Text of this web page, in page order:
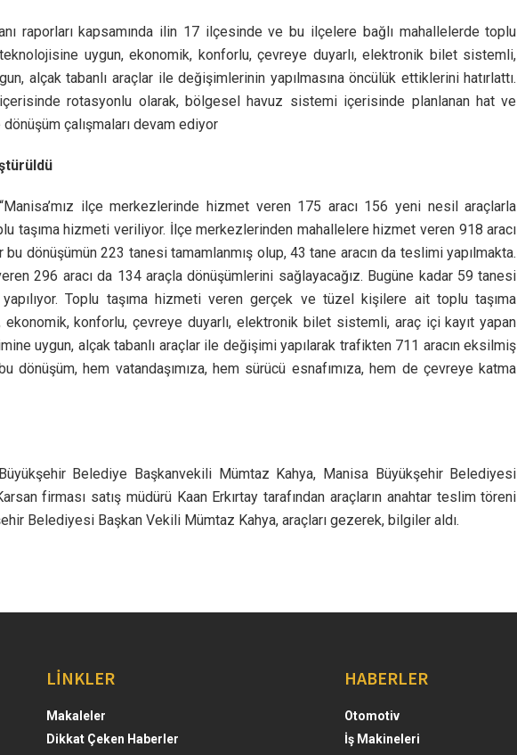
raporları kapsamında ilin 17 ilçesinde ve bu ilçelere bağlı mahallelerde toplu
uygun, ekonomik, konforlu, çevreye duyarlı, elektronik bilet sistemli,
alçak tabanlı araçlar ile değişimlerinin yapılmasına öncülük ettiklerini hatırlattı.
rotasyonlu olarak, bölgesel havuz sistemi içerisinde planlanan hat ve
çalışmaları devam ediyor
ilçe merkezlerinde hizmet veren 175 aracı 156 yeni nesil araçlarla
taşıma hizmeti veriliyor. İlçe merkezlerinden mahallelere hizmet veren 918 aracı
dönüşümün 223 tanesi tamamlanmış olup, 43 tane aracın da teslimi yapılmakta.
296 aracı da 134 araçla dönüşümlerini sağlayacağız. Bugüne kadar 59 tanesi
Toplu taşıma hizmeti veren gerçek ve tüzel kişilere ait toplu taşıma
ekonomik, konforlu, çevreye duyarlı, elektronik bilet sistemli, araç içi kayıt yapan
uygun, alçak tabanlı araçlar ile değişimi yapılarak trafikten 711 aracın eksilmiş
dönüşüm, hem vatandaşımıza, hem sürücü esnafımıza, hem de çevreye katma
Büyükşehir Belediye Başkanvekili Mümtaz Kahya, Manisa Büyükşehir Belediyesi
firması satış müdürü Kaan Erkırtay tarafından araçların anahtar teslim töreni
Belediyesi Başkan Vekili Mümtaz Kahya, araçları gezerek, bilgiler aldı.
LİNKLER
Makaleler
Dikkat Çeken Haberler
HABERLER
Otomotiv
İş Makineleri